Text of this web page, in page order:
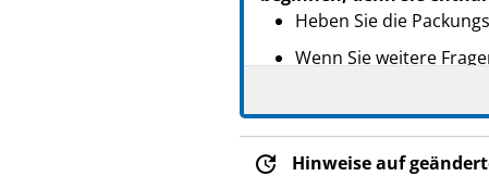
Heben Sie die
Wenn Sie weitere
Dieses Arzneimittel
anderen Menschen
Wenn Sie
Hinweise auf